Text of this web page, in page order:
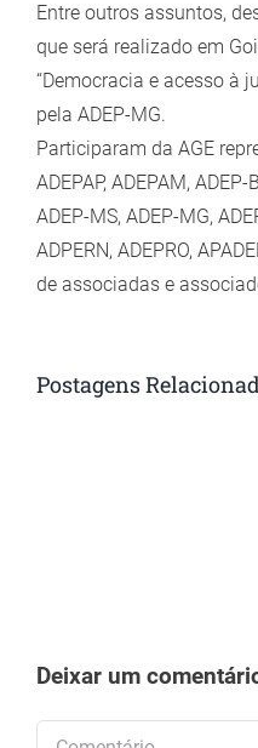
Entre outros assuntos,
que será realizado em
“Democracia e acesso à
pela ADEP-MG.
Participaram da AGE
ADEPAP, ADEPAM, ADEP-
ADEP-MS, ADEP-MG,
ADPERN, ADEPRO,
de associadas e
Postagens
Deixar um
Comentário